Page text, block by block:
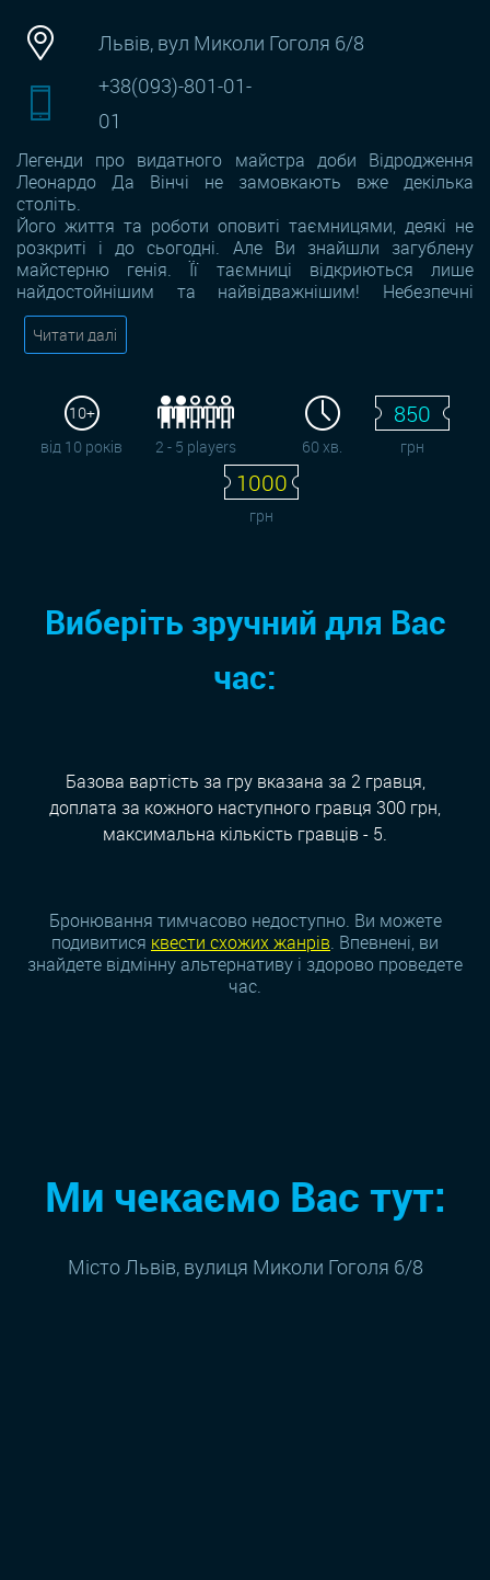
Львів, вул Миколи Гоголя 6/8
+38(093)-801-01-
01
Легенди про видатного майстра доби Відродження
Леонардо Да Вінчі не замовкають вже декілька
століть.
Його життя та роботи оповиті таємницями, деякі не
розкриті і до сьогодні. Але Ви знайшли загублену
майстерню генія. Її таємниці відкриються лише
найдостойнішим та найвідважнішим! Небезпечні
Читати далі
10+
від 10 років
2 - 5 players 60 хв.
850
грн
1000
грн
Виберіть зручний для Вас
час:
Базова вартість за гру вказана за 2 гравця,
доплата за кожного наступного гравця 300 грн,
максимальна кількість гравців - 5.
Бронювання тимчасово недоступно. Ви можете
подивитися квести схожих жанрiв. Впевнені, ви
знайдете відмінну альтернативу і здорово проведете
час.
Ми чекаємо Вас тут:
Місто Львів, вулиця Миколи Гоголя 6/8